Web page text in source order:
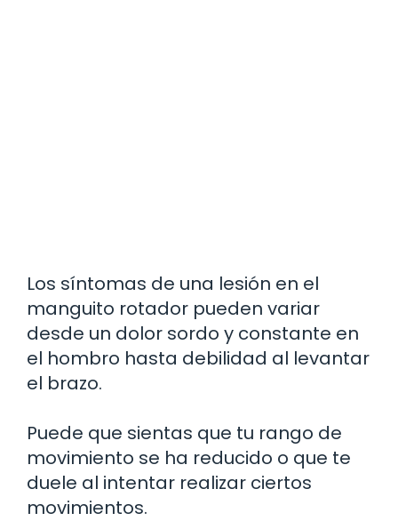
Los síntomas de una lesión en el
manguito rotador pueden variar
desde un dolor sordo y constante en
el hombro hasta debilidad al levantar
el brazo.
Puede que sientas que tu rango de
movimiento se ha reducido o que te
duele al intentar realizar ciertos
movimientos.